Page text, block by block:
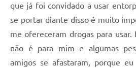
que já foi convidado a usar
se portar diante disso é muito
me ofereceram drogas para usar.
não é para mim e algumas
amigos se afastaram, porque